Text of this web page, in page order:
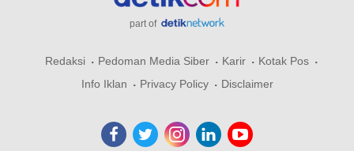
part of
Redaksi Pedoman Media Siber Karir
Kotak Pos
Info Iklan
Privacy Policy Disclaimer